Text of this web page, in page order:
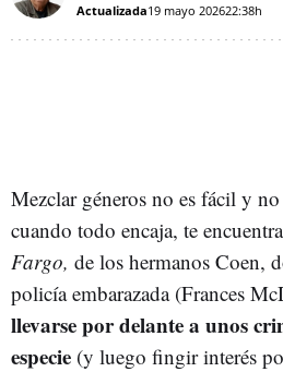
Actualizada19 mayo 202622:38h
Mezclar géneros no es fácil y
cuando todo encaja, te
Fargo, de los hermanos Coen,
policía embarazada (Frances
llevarse por delante a unos
especie (y luego fingir interés